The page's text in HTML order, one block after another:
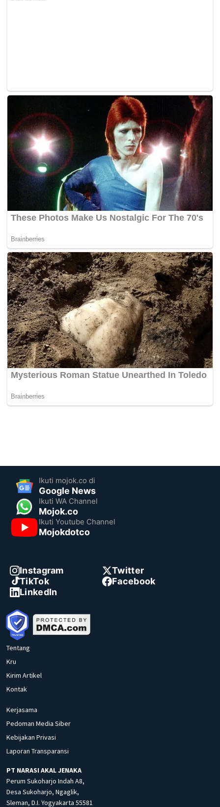
Ikuti mojok.co di
Google News
Ikuti WA Channel
Mojok.co
Ikuti Youtube Channel
Mojokdotco
Instagram
Twitter
TikTok
Facebook
LinkedIn
Tentang
Kru
Kirim Artikel
Kontak
Kerjasama
Pedoman Media Siber
Kebijakan Privasi
Laporan Transparansi
PT NARASI AKAL JENAKA
Perum Sukoharjo Indah A8,
Desa Sukoharjo, Ngaglik,
Sleman, D.I. Yogyakarta 55581